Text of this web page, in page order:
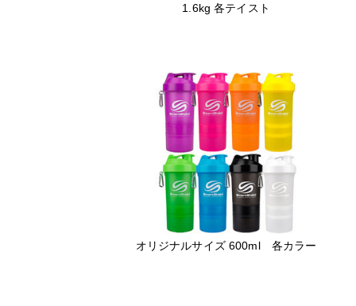
1.6kg 各テイスト
オリジナルサイズ 600ml 各カラー